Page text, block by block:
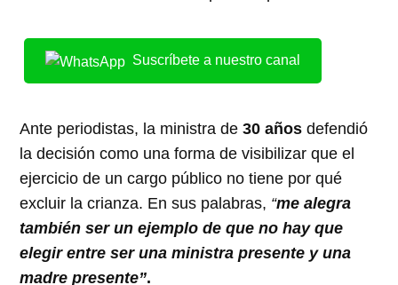
Suscríbete a nuestro canal
Ante periodistas, la ministra de30 años defendió
la decisión como una forma de visibilizar que el
ejercicio de un cargo público no tiene por qué
excluir la crianza. En sus palabras, “me alegra
también ser un ejemplo de que no hay que
elegir entre ser una ministra presente y una
madre presente”.